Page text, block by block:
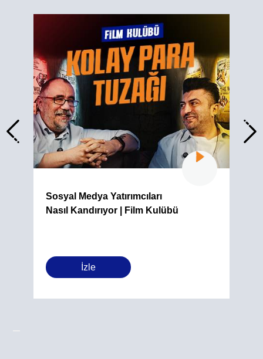
Sosyal Medya Yatırımcıları
Nasıl Kandırıyor | Film Kulübü
İzle